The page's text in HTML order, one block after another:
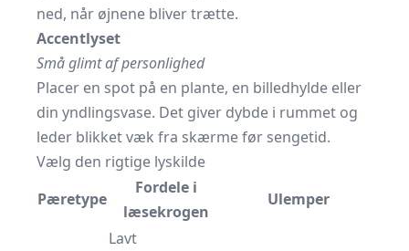
ned, når øjnene bliver trætte.
Accentlyset
Små glimt af personlighed
Placer en spot på en plante, en billedhylde eller
din yndlingsvase. Det giver dybde i rummet og
leder blikket væk fra skærme før sengetid.
Vælg den rigtige lyskilde
Pæretype
Fordele i
læsekrogen
Ulemper
Lavt